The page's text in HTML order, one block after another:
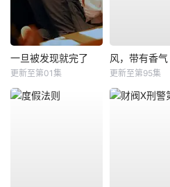
一旦被发现就完了
更新至第01集
风，带有香气
更新至第95集